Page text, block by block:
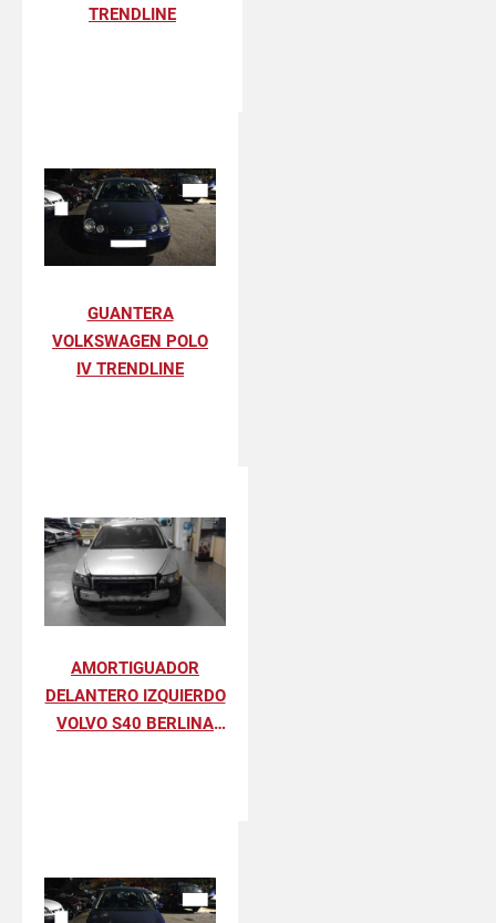
TRENDLINE
GUANTERA
VOLKSWAGEN POLO
IV TRENDLINE
AMORTIGUADOR
DELANTERO IZQUIERDO
VOLVO S40 BERLINA